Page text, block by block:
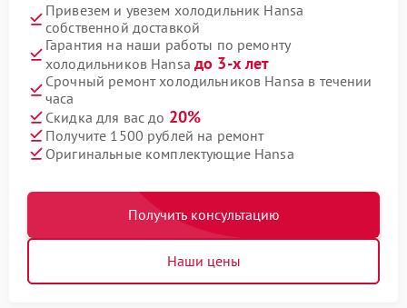
Привезем и увезем холодильник Hansa
собственной доставкой
Гарантия на наши работы по ремонту
холодильников Hansaдо 3-х лет
Срочный ремонт холодильников Hansa в течении
часа
Скидка для вас до 20%
Получите 1500 рублей на ремонт
Оригинальные комплектующие Hansa
Получить консультацию
Наши цены